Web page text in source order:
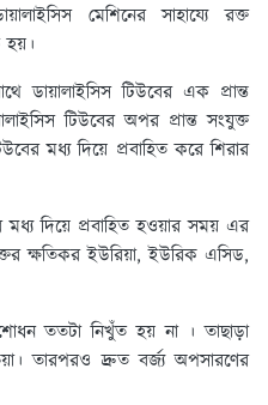
মেশিনের সাহায্যে রক্ত
হয়।
ডায়ালাইসিস টিউবের এক প্রান্ত
টিউবের অপর প্রান্ত সংযুক্ত
মধ্য দিয়ে প্রবাহিত করে শিরার
মধ্য দিয়ে প্রবাহিত হওয়ার সময় এর
ক্ষতিকর ইউরিয়া, ইউরিক এসিড,
ততটা নিখুঁত হয় না । তাছাড়া
তারপরও দ্রুত বর্জ্য অপসারণের